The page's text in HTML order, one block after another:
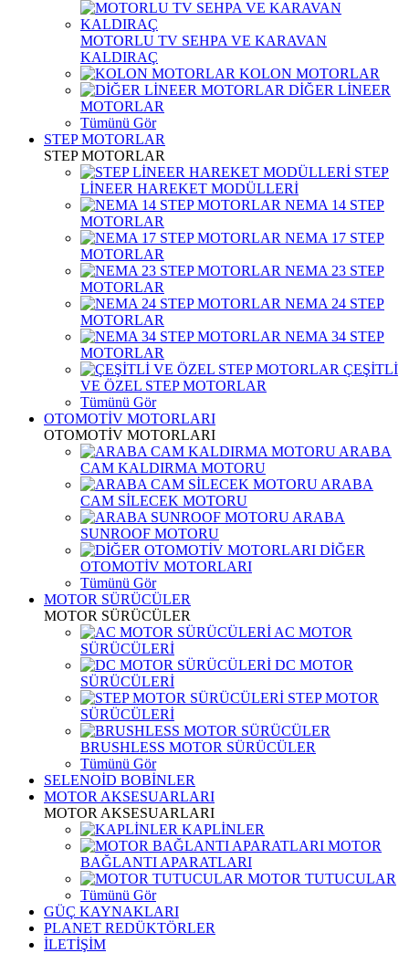
MOTORLU TV SEHPA VE KARAVAN
KALDIRAÇ
KOLON MOTORLAR
DİĞER LİNEER
MOTORLAR
Tümünü Gör
STEP MOTORLAR
STEP MOTORLAR
STEP
LİNEER HAREKET MODÜLLERİ
NEMA 14 STEP
MOTORLAR
NEMA 17 STEP
MOTORLAR
NEMA 23 STEP
MOTORLAR
NEMA 24 STEP
MOTORLAR
NEMA 34 STEP
MOTORLAR
ÇEŞİTLİ
VE ÖZEL STEP MOTORLAR
Tümünü Gör
OTOMOTİV MOTORLARI
OTOMOTİV MOTORLARI
ARABA
CAM KALDIRMA MOTORU
ARABA
CAM SİLECEK MOTORU
ARABA
SUNROOF MOTORU
DİĞER
OTOMOTİV MOTORLARI
Tümünü Gör
MOTOR SÜRÜCÜLER
MOTOR SÜRÜCÜLER
AC MOTOR
SÜRÜCÜLERİ
DC MOTOR
SÜRÜCÜLERİ
STEP MOTOR
SÜRÜCÜLERİ
BRUSHLESS MOTOR SÜRÜCÜLER
Tümünü Gör
SELENOİD BOBİNLER
MOTOR AKSESUARLARI
MOTOR AKSESUARLARI
KAPLİNLER
MOTOR
BAĞLANTI APARATLARI
MOTOR TUTUCULAR
Tümünü Gör
GÜÇ KAYNAKLARI
PLANET REDÜKTÖRLER
İLETİŞİM